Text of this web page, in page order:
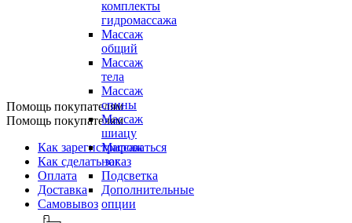
комплекты
гидромассажа
Массаж
общий
Массаж
тела
Массаж
спины
Массаж
шиацу
Массаж
ног
Подсветка
Дополнительные
опции
Помощь покупателям
Помощь покупателям
Как зарегистрироваться
Как сделать заказ
Оплата
Доставка
Самовывоз